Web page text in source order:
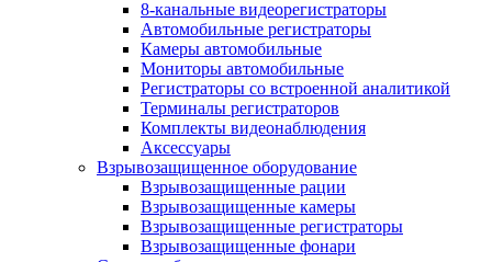
8-канальные видеорегистраторы
Автомобильные регистраторы
Камеры автомобильные
Мониторы автомобильные
Регистраторы со встроенной аналитикой
Терминалы регистраторов
Комплекты видеонаблюдения
Аксессуары
Взрывозащищенное оборудование
Взрывозащищенные рации
Взрывозащищенные камеры
Взрывозащищенные регистраторы
Взрывозащищенные фонари